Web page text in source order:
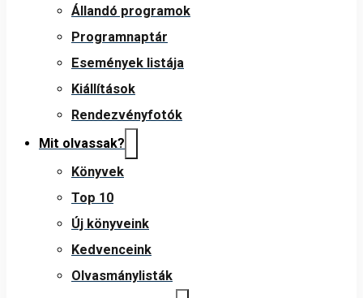
Állandó programok
Programnaptár
Események listája
Kiállítások
Rendezvényfotók
Mit olvassak?
Könyvek
Top 10
Új könyveink
Kedvenceink
Olvasmánylisták